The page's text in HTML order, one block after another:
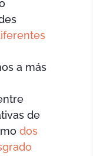
a más
de
dos